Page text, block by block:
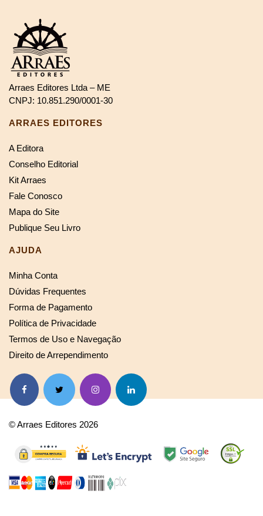
Arraes Editores Ltda – ME
CNPJ: 10.851.290/0001-30
ARRAES EDITORES
A Editora
Conselho Editorial
Kit Arraes
Fale Conosco
Mapa do Site
Publique Seu Livro
AJUDA
Minha Conta
Dúvidas Frequentes
Forma de Pagamento
Política de Privacidade
Termos de Uso e Navegação
Direito de Arrependimento
© Arraes Editores 2026